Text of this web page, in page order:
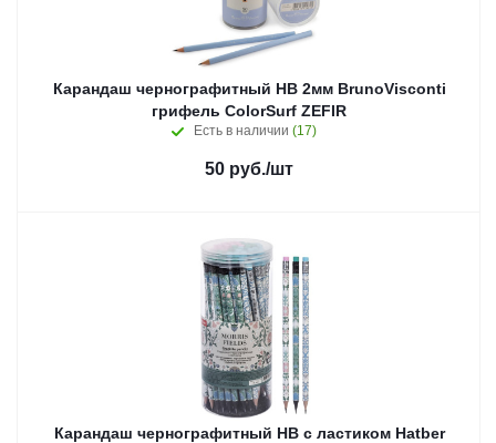
Карандаш чернографитный НВ 2мм BrunoVisconti
грифель ColorSurf ZEFIR
Есть в наличии (17)
50 руб./шт
Карандаш чернографитный HB с ластиком Hatber